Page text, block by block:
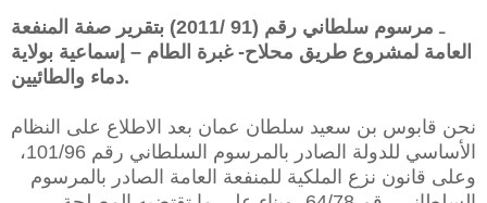
ـ
مرسوم سلطاني رقم (91 /2011) بتقرير صفة المنفعة
العامة لمشروع طريق محلاح- غبرة الطام – إسماعية بولاية
دماء والطائيين.
نحن قابوس بن سعيد سلطان عمان بعد الاطلاع على النظام
الأساسي للدولة الصادر بالمرسوم السلطاني رقم 101/96،
وعلى قانون نزع الملكية للمنفعة العامة الصادر بالمرسوم